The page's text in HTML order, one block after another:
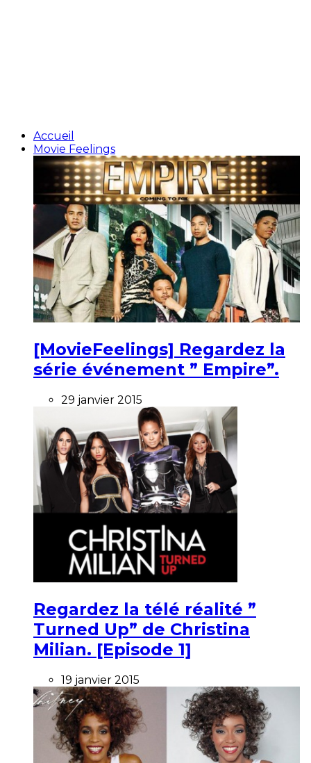
Accueil
Movie Feelings
[MovieFeelings] Regardez la
série événement ” Empire”.
29 janvier 2015
Regardez la télé réalité ”
Turned Up” de Christina
Milian. [Episode 1]
19 janvier 2015